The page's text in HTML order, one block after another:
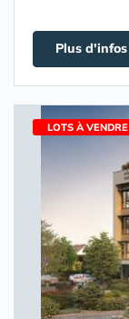
Plus d'infos
LOTS À VENDRE